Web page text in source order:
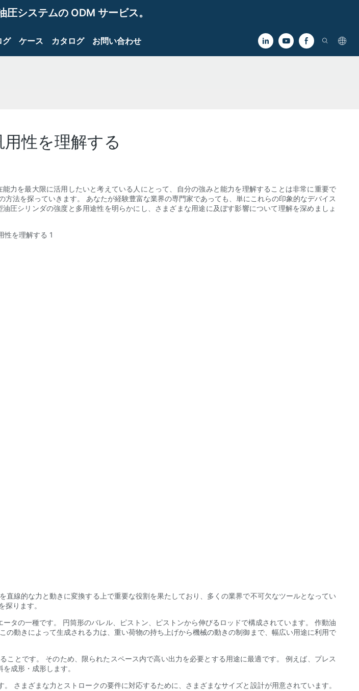
システムの ODM サービス。
グ ケース カタログ お問い合わせ
性を理解する
力を最大限に活用したいと考えている人にとって、自分の強みと能力を理解することは非常に重要で
法を探っていきます。 あなたが経験豊富な業界の専門家であっても、単にこれらの印象的なデバイス
圧シリンダの強度と多用途性を明らかにし、さまざまな用途に及ぼす影響について理解を深めましょ
線的な力と動きに変換する上で重要な役割を果たしており、多くの業界で不可欠なツールとなってい
ります。
タの一種です。 円筒形のバレル、ピストン、ピストンから伸びるロッドで構成されています。 作動油
動きによって生成される力は、重い荷物の持ち上げから機械の動きの制御まで、幅広い用途に利用で
とです。 そのため、限られたスペース内で高い出力を必要とする用途に最適です。 例えば、プレス
成形・成形します。
さまざまな力とストロークの要件に対応するために、さまざまなサイズと設計が用意されています。